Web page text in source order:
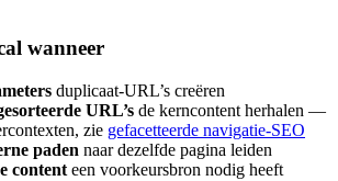
wanneer
duplicaat-URL’s creëren
URL’s de kerncontent herhalen —
zie gefacetteerde navigatie-SEO
paden naar dezelfde pagina leiden
content een voorkeursbron nodig heeft